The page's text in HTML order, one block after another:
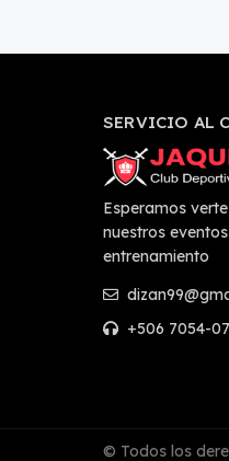
SERVICIO AL
Esperamos
nuestros
entrenamiento
+506 7054-
© Todos los